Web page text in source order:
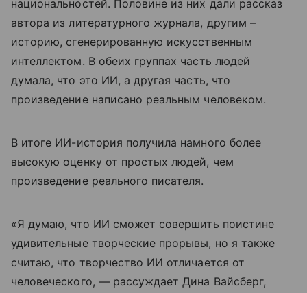
национальностей. Половине из них дали рассказ
автора из литературного журнала, другим –
историю, сгенерированную искусственным
интеллектом. В обеих группах часть людей
думала, что это ИИ, а другая часть, что
произведение написано реальным человеком.
В итоге ИИ-история получила намного более
высокую оценку от простых людей, чем
произведение реального писателя.
«Я думаю, что ИИ сможет совершить поистине
удивительные творческие прорывы, но я также
считаю, что творчество ИИ отличается от
человеческого, — рассуждает Дина Вайсберг,